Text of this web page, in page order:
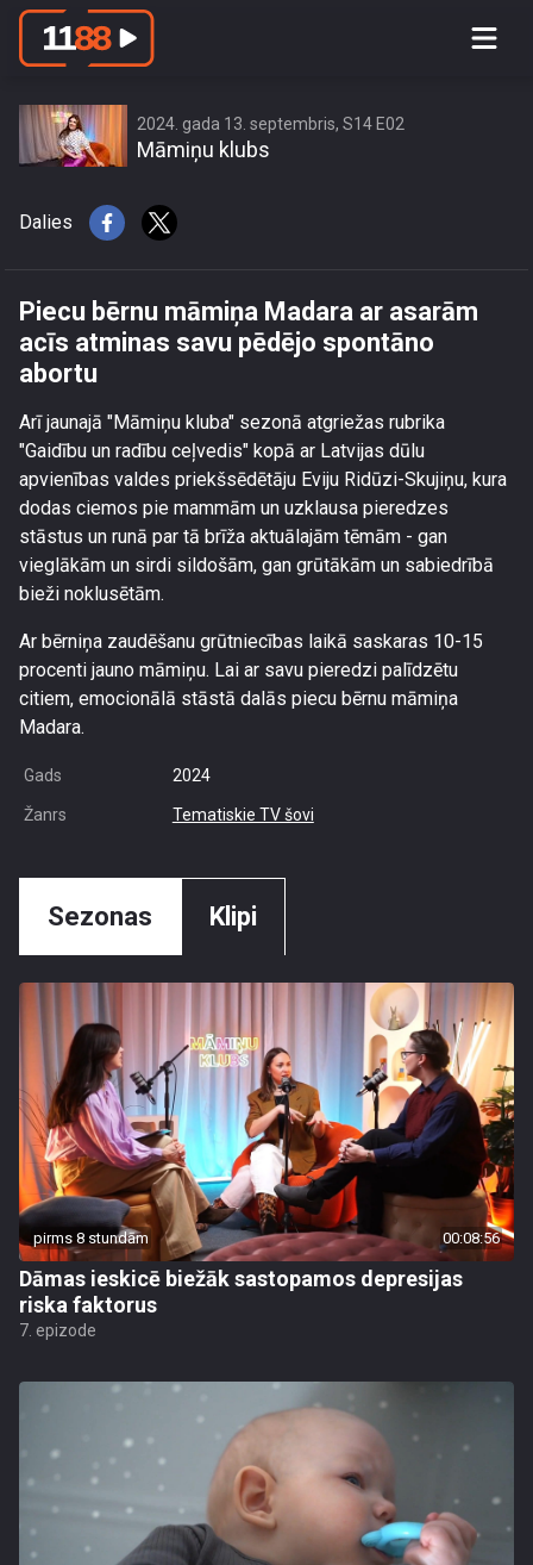
Piecu bērnu māmiņa Madara ar
2024. gada 13. septembris, S14 E02
Māmiņu klubs
Dalies
Piecu bērnu māmiņa Madara ar asarām
acīs atminas savu pēdējo spontāno
abortu
Arī jaunajā "Māmiņu kluba" sezonā atgriežas rubrika
"Gaidību un radību ceļvedis" kopā ar Latvijas dūlu
apvienības valdes priekšsēdētāju Eviju Ridūzi-Skujiņu, kura
dodas ciemos pie mammām un uzklausa pieredzes
stāstus un runā par tā brīža aktuālajām tēmām - gan
vieglākām un sirdi sildošām, gan grūtākām un sabiedrībā
bieži noklusētām.
Ar bērniņa zaudēšanu grūtniecības laikā saskaras 10-15
procenti jauno māmiņu. Lai ar savu pieredzi palīdzētu
citiem, emocionālā stāstā dalās piecu bērnu māmiņa
Madara.
Gads 2024
Žanrs Tematiskie TV šovi
Sezonas Klipi
pirms 8 stundām 00:08:56
Dāmas ieskicē biežāk sastopamos depresijas
riska faktorus
7. epizode